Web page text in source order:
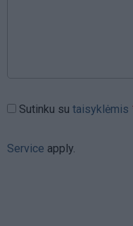
Sutinku su taisyklėmis
Service apply.